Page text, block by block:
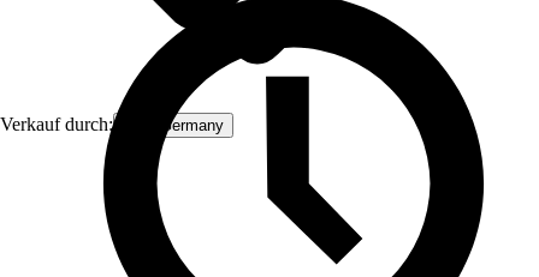
Verkauf durch: ECD Germany